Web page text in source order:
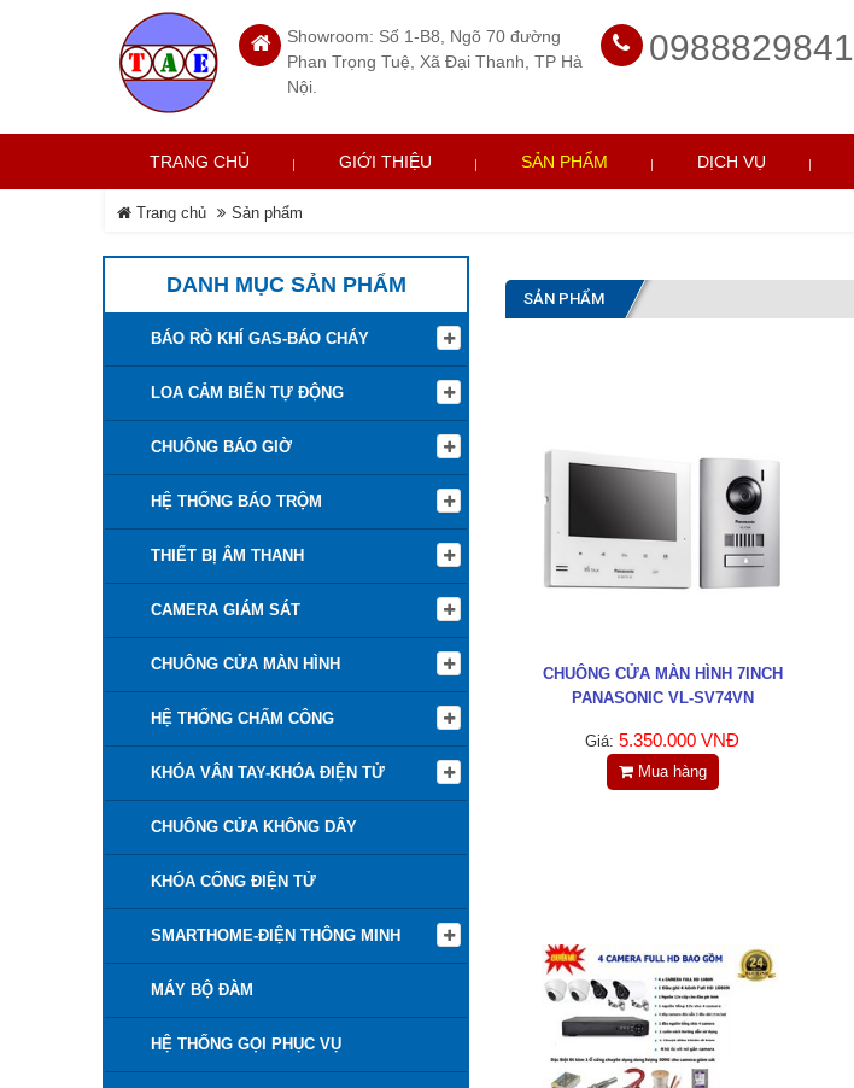
Showroom: Số 1-B8, Ngõ 70 đường
Phan Trọng Tuệ, Xã Đại Thanh, TP Hà
Nội.
0988829841
TRANG CHỦ GIỚI THIỆU SẢN PHẨM DỊCH VỤ
Trang chủ Sản phẩm
DANH MỤC SẢN PHẨM
BÁO RÒ KHÍ GAS-BÁO CHÁY
LOA CẢM BIẾN TỰ ĐỘNG
CHUÔNG BÁO GIỜ
HỆ THỐNG BÁO TRỘM
THIẾT BỊ ÂM THANH
CAMERA GIÁM SÁT
CHUÔNG CỬA MÀN HÌNH
HỆ THỐNG CHẤM CÔNG
KHÓA VÂN TAY-KHÓA ĐIỆN TỬ
CHUÔNG CỬA KHÔNG DÂY
KHÓA CỔNG ĐIỆN TỬ
SMARTHOME-ĐIỆN THÔNG MINH
MÁY BỘ ĐÀM
HỆ THỐNG GỌI PHỤC VỤ
SẢN PHẨM
CHUÔNG CỬA MÀN HÌNH 7INCH
PANASONIC VL-SV74VN
Giá: 5.350.000 VNĐ
Mua hàng